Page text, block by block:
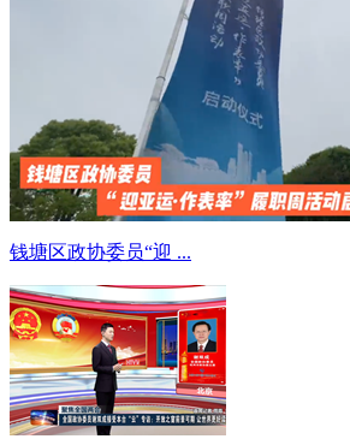
钱塘区政协委员“迎 ...